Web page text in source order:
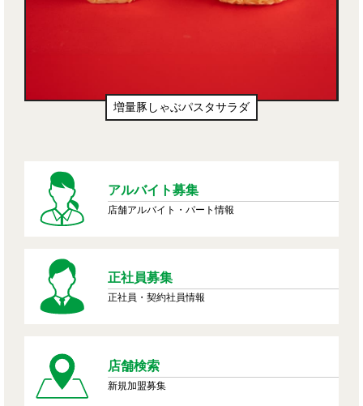
増量豚しゃぶパスタサラダ
アルバイト募集
店舗アルバイト・パート情報
正社員募集
正社員・契約社員情報
店舗検索
新規加盟募集